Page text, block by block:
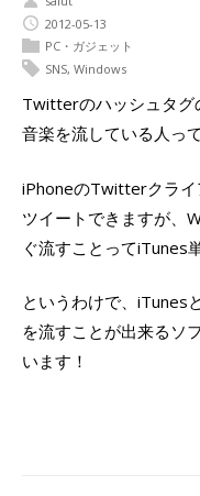
2012-05-13
PC・ガジェット
SNS, Windows
Twitterのハッシュタグ
音楽を流している人っ
iPhoneのTwitterクライ
ツイートできますが、
ぐ流すことってiTunes
というわけで、iTunes
を流すことが出来るソ
います！